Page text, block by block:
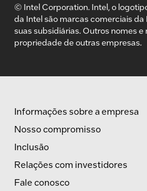
© Intel Corporation. Intel, o
da Intel são marcas comerciais
suas subsidiárias. Outros nomes
propriedade de outras empresas.
Informações sobre a empresa
Nosso compromisso
Inclusão
Relações com investidores
Fale conosco